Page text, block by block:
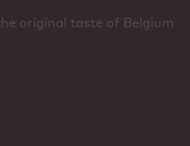
original taste of Belgium